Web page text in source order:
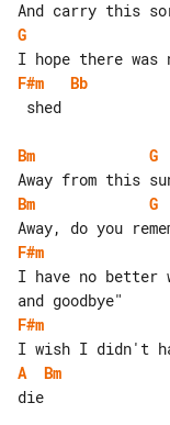
G
F#m
Bb
Bm
G
Bm
G
F#m
I have no better
F#m
A
Bm
die